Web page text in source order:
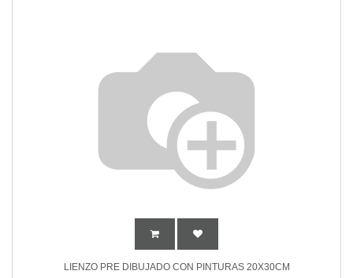
LIENZO PRE DIBUJADO CON PINTURAS 20X30CM